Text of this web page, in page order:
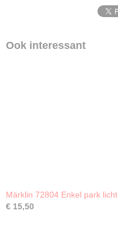
Ook interessant
Märklin 72804 Enkel park licht
€ 15,50